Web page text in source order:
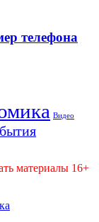
телефона
Видео
материалы 16+